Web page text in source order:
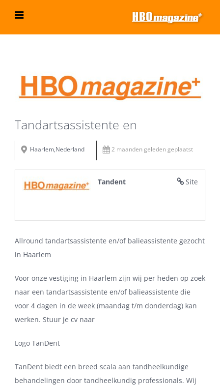
inhoud
grotere
afbeelding
Tandartsassistente en
Haarlem,Nederland 2 maanden geleden geplaatst
Site
Tandent
Allround tandartsassistente en/of balieassistente gezocht
in Haarlem
Voor onze vestiging in Haarlem zijn wij per heden op zoek
naar een tandartsassistente en/of balieassistente die
voor 4 dagen in de week (maandag t/m donderdag) kan
werken. Stuur je cv naar
Logo TanDent
TanDent biedt een breed scala aan tandheelkundige
behandelingen door tandheelkundig professionals. Wij